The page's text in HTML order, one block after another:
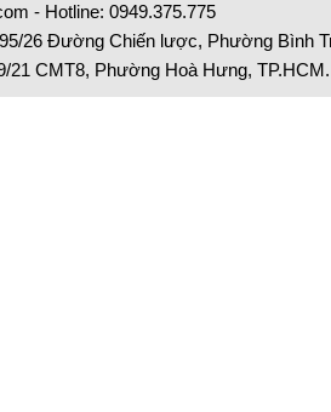
- Hotline: 0949.375.775
26 Đường Chiến lược, Phường Bình
21 CMT8, Phường Hoà Hưng,